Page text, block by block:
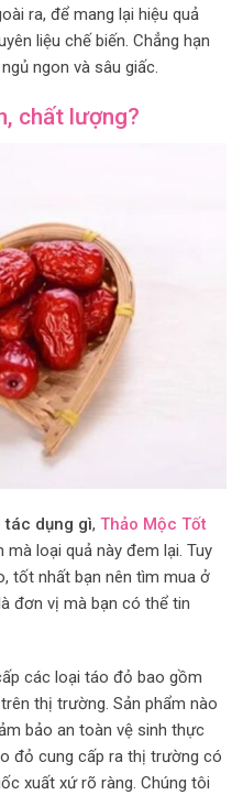
ra, để mang lại hiệu quả
liệu chế biến. Chẳng hạn
ngon và sâu giấc.
chất lượng?
tác dụng gì, Thảo Mộc Tốt
loại quả này đem lại. Tuy
tốt nhất bạn nên tìm mua ở
đơn vị mà bạn có thể tin
các loại táo đỏ bao gồm
thị trường. Sản phẩm nào
bảo an toàn vệ sinh thực
đỏ cung cấp ra thị trường có
xuất xứ rõ ràng. Chúng tôi